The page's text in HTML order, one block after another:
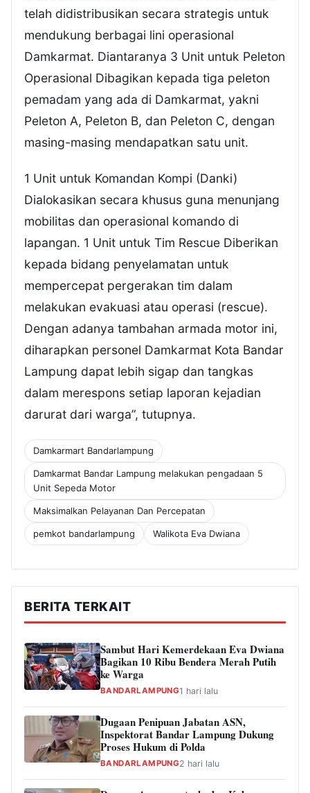
telah didistribusikan secara strategis untuk
mendukung berbagai lini operasional
Damkarmat. Diantaranya 3 Unit untuk Peleton
Operasional Dibagikan kepada tiga peleton
pemadam yang ada di Damkarmat, yakni
Peleton A, Peleton B, dan Peleton C, dengan
masing-masing mendapatkan satu unit.
1 Unit untuk Komandan Kompi (Danki)
Dialokasikan secara khusus guna menunjang
mobilitas dan operasional komando di
lapangan. 1 Unit untuk Tim Rescue Diberikan
kepada bidang penyelamatan untuk
mempercepat pergerakan tim dalam
melakukan evakuasi atau operasi (rescue).
Dengan adanya tambahan armada motor ini,
diharapkan personel Damkarmat Kota Bandar
Lampung dapat lebih sigap dan tangkas
dalam merespons setiap laporan kejadian
darurat dari warga”, tutupnya.
Damkarmart Bandarlampung
Damkarmat Bandar Lampung melakukan pengadaan 5
Unit Sepeda Motor
Maksimalkan Pelayanan Dan Percepatan
pemkot bandarlampung Walikota Eva Dwiana
BERITA TERKAIT
Sambut Hari Kemerdekaan Eva Dwiana
Bagikan 10 Ribu Bendera Merah Putih
ke Warga
BANDARLAMPUNG1 hari lalu
Dugaan Penipuan Jabatan ASN,
Inspektorat Bandar Lampung Dukung
Proses Hukum di Polda
BANDARLAMPUNG2 hari lalu